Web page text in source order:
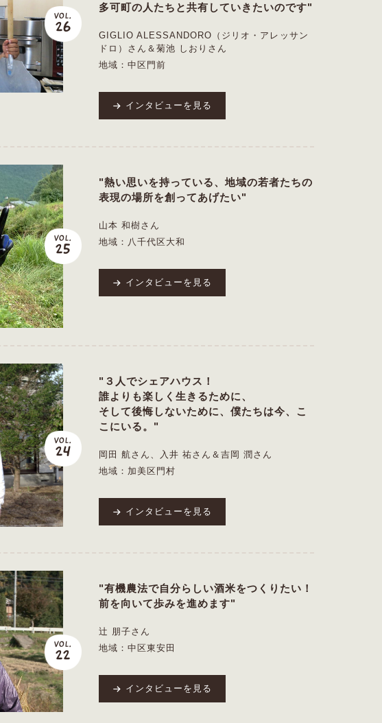
VOL.
26
多可町の人たちと共有していきたいのです"
GIGLIO ALESSANDORO（ジリオ・アレッサン
ドロ）さん＆菊池 しおりさん
地域：中区門前
インタビューを見る
VOL.
25
"熱い思いを持っている、地域の若者たちの
表現の場所を創ってあげたい"
山本 和樹さん
地域：八千代区大和
インタビューを見る
VOL.
24
"３人でシェアハウス！
誰よりも楽しく生きるために、
そして後悔しないために、僕たちは今、こ
こにいる。"
岡田 航さん、入井 祐さん＆吉岡 潤さん
地域：加美区門村
インタビューを見る
VOL.
22
"有機農法で自分らしい酒米をつくりたい！
前を向いて歩みを進めます"
辻 朋子さん
地域：中区東安田
インタビューを見る